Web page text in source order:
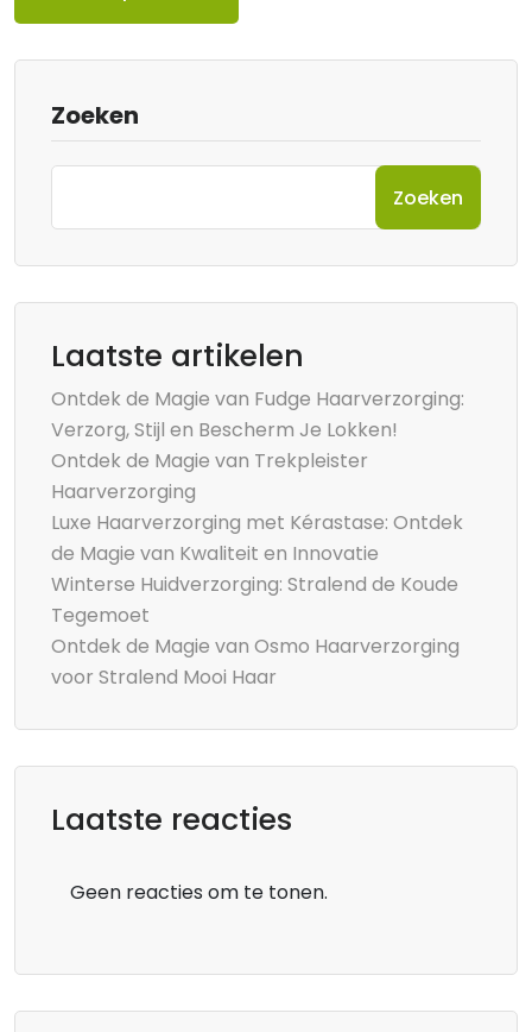
Zoeken
Zoeken
Laatste artikelen
Ontdek de Magie van Fudge Haarverzorging:
Verzorg, Stijl en Bescherm Je Lokken!
Ontdek de Magie van Trekpleister
Haarverzorging
Luxe Haarverzorging met Kérastase: Ontdek
de Magie van Kwaliteit en Innovatie
Winterse Huidverzorging: Stralend de Koude
Tegemoet
Ontdek de Magie van Osmo Haarverzorging
voor Stralend Mooi Haar
Laatste reacties
Geen reacties om te tonen.